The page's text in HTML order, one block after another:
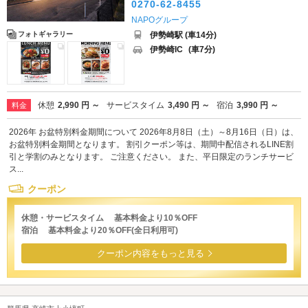
フォトギャラリー
0270-62-8455
NAPOグループ
伊勢崎駅 (車14分)
伊勢崎IC (車7分)
料金 休憩 2,990 円 ～ サービスタイム 3,490 円 ～ 宿泊 3,990 円 ～
2026年 お盆特別料金期間について 2026年8月8日（土）～8月16日（日）は、
お盆特別料金期間となります。 割引クーポン等は、期間中配信されるLINE割
引と学割のみとなります。 ご注意ください。 また、平日限定のランチサービ
ス...
クーポン
休憩・サービスタイム 基本料金より10％OFF
宿泊 基本料金より20％OFF(全日利用可)
クーポン内容をもっと見る